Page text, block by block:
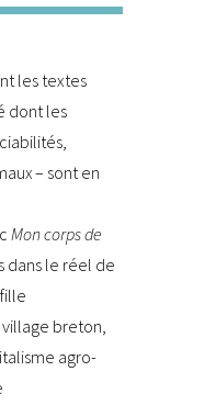
les textes
dont les
– sont en
Mon corps de
dans le réel de
village breton,
agro-